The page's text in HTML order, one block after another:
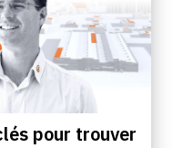
pour trouver